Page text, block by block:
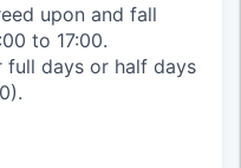
upon and fall
to 17:00.
full days or half days